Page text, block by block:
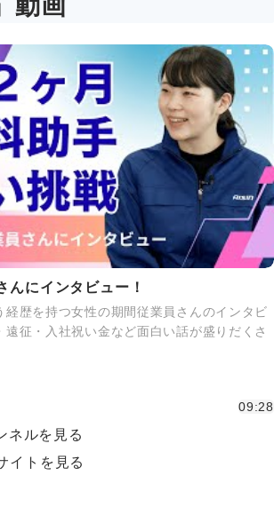
動画
んにインタビュー！
経歴を持つ女性の期間従業員さんのインタビ
遠征・入社祝い金など面白い話が盛りだくさ
09:28
ネルを見る
イトを見る